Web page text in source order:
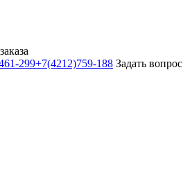
299+7(4212)759-188 Задать вопрос